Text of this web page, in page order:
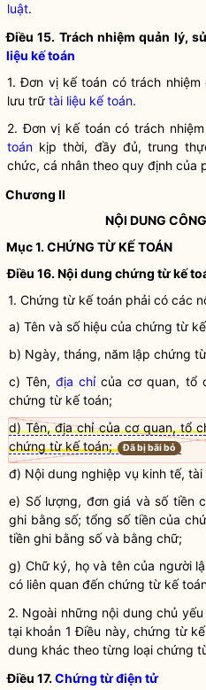
luật.
Điều 15. Trách nhiệm quản lý,
liệu kế toán
1.Đơn vị kế toán có trách
lưu trữ tài liệu kế toán.
2.Đơn vị kế toáncó trách
toán kịp thời, đầy đủ, trung
chức, cá nhân theo quy định của
Chương II
NỘI DUNG
Mục 1.CHỨNG TỪ KẾ TOÁN
Điều 16. Nội dung chứng từ kế
1. Chứng từ kế toán phải có các
a) Tên và số hiệu của chứng từ
b) Ngày, tháng, năm lập chứng
c) Tên,địa chỉcủa cơ quan, tổ
chứng từ kế toán;
d) Tên, địa chỉ của cơ quan, tổ
chứng từ kế toán;
Đã bị bãi bỏ
đ) Nội dung nghiệp vụ kinh tế, tài
e) Số lượng, đơn giá và số tiền
ghi bằng số; tổng số tiền của
tiền ghi bằng số và bằng chữ;
g) Chữ ký, họ và tên của người
có liên quan đến chứng từ kế
2. Ngoài những nội dung chủ yếu
tại khoản 1 Điều này,chứng từ
dung khác theo từng loại chứng
Điều 17.Chứng từ điện tử